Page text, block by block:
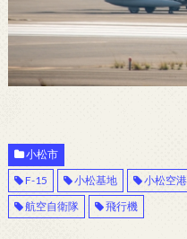
小松市
F-15
小松基地 小松空港
航空自衛隊
飛行機